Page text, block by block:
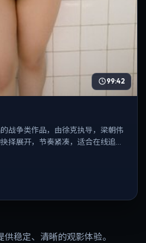
99:42
战争类作品，由徐克执导，梁朝伟
择展开，节奏紧凑，适合在线追剧
稳定、清晰的观影体验。